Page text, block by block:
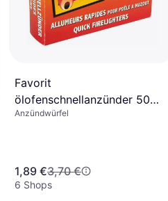
Favorit
ölofenschnellanzünder 50
Stück
Anzündwürfel
1,89 €3,70 €
6 Shops